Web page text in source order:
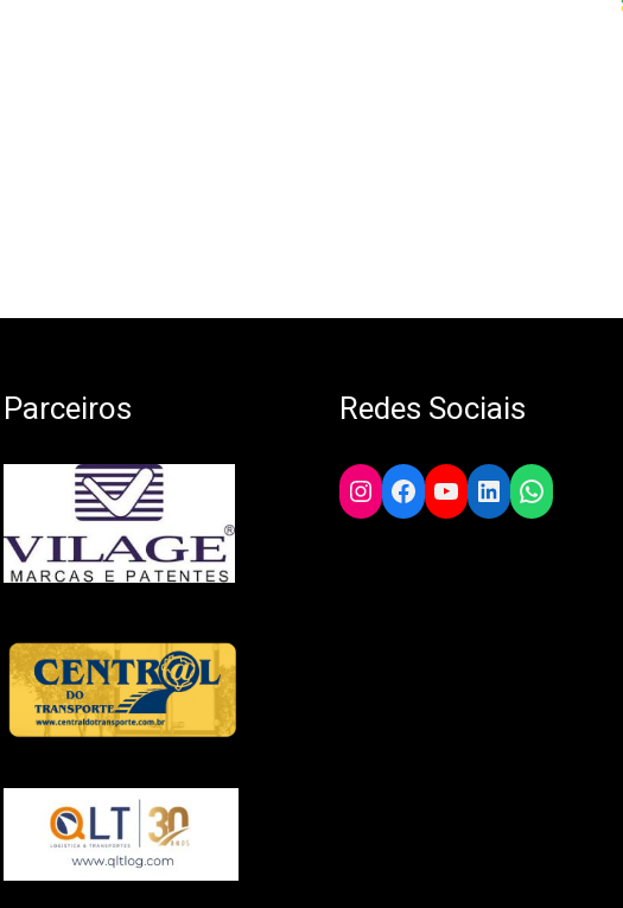
Parceiros Redes Sociais
Instagram
Facebook
YouTube
LinkedIn